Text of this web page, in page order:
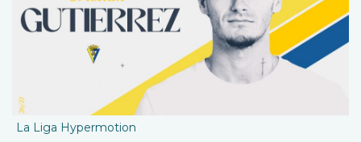
La Liga Hypermotion